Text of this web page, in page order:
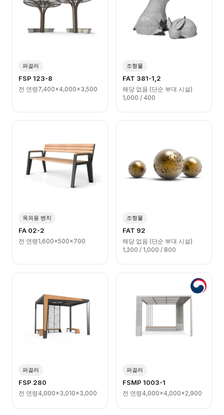
퍼걸러
FSP 123-8
전 연령 7,400x4,000x3,500
조형물
FAT 381-1,2
해당 없음 (단순 부대 시설)
1,000 / 400
옥외용 벤치
FA 02-2
전 연령 1,600x500x700
조형물
FAT 92
해당 없음 (단순 부대 시설)
1,200 / 1,000 / 800
퍼걸러
FSP 280
전 연령 4,000x3,010x3,000
퍼걸러
FSMP 1003-1
전 연령 4,000x4,000x2,900